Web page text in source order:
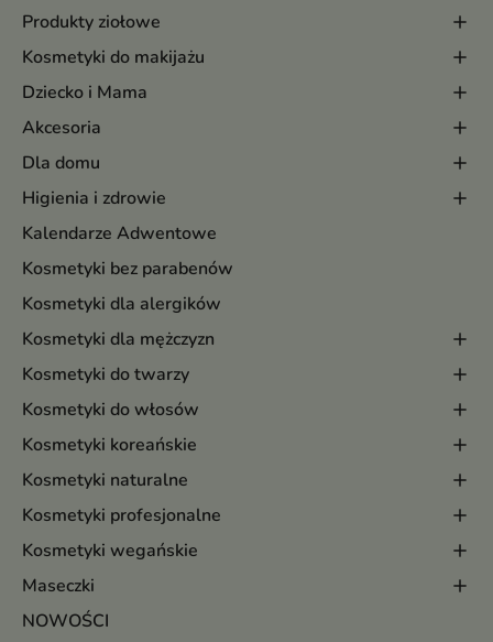
Produkty ziołowe
Kosmetyki do makijażu
Dziecko i Mama
Akcesoria
Dla domu
Higienia i zdrowie
Kalendarze Adwentowe
Kosmetyki bez parabenów
Kosmetyki dla alergików
Kosmetyki dla mężczyzn
Kosmetyki do twarzy
Kosmetyki do włosów
Kosmetyki koreańskie
Kosmetyki naturalne
Kosmetyki profesjonalne
Kosmetyki wegańskie
Maseczki
NOWOŚCI